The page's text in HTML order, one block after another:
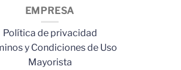
EMPRESA
Política de privacidad
y Condiciones de Uso
Mayorista